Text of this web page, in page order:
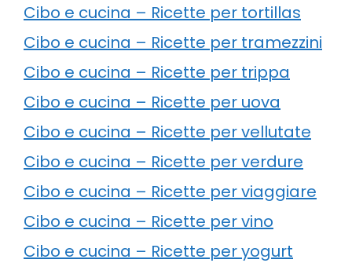
Cibo e cucina – Ricette per tortillas
Cibo e cucina – Ricette per tramezzini
Cibo e cucina – Ricette per trippa
Cibo e cucina – Ricette per uova
Cibo e cucina – Ricette per vellutate
Cibo e cucina – Ricette per verdure
Cibo e cucina – Ricette per viaggiare
Cibo e cucina – Ricette per vino
Cibo e cucina – Ricette per yogurt